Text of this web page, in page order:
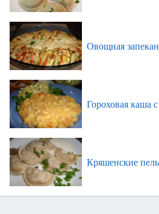
Овощная
Гороховая каша
Кряшенские